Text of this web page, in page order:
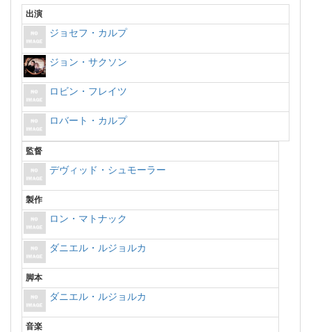
出演
ジョセフ・カルプ
ジョン・サクソン
ロビン・フレイツ
ロバート・カルプ
監督
デヴィッド・シュモーラー
製作
ロン・マトナック
ダニエル・ルジョルカ
脚本
ダニエル・ルジョルカ
音楽